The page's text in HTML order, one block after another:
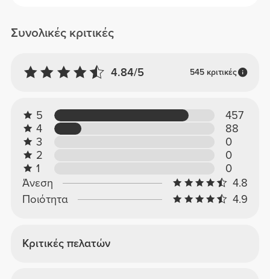
Συνολικές κριτικές
4.84/5 545 κριτικές
5
457
4
88
3
0
2
0
1
0
Άνεση
4.8
Ποιότητα
4.9
Κριτικές πελατών